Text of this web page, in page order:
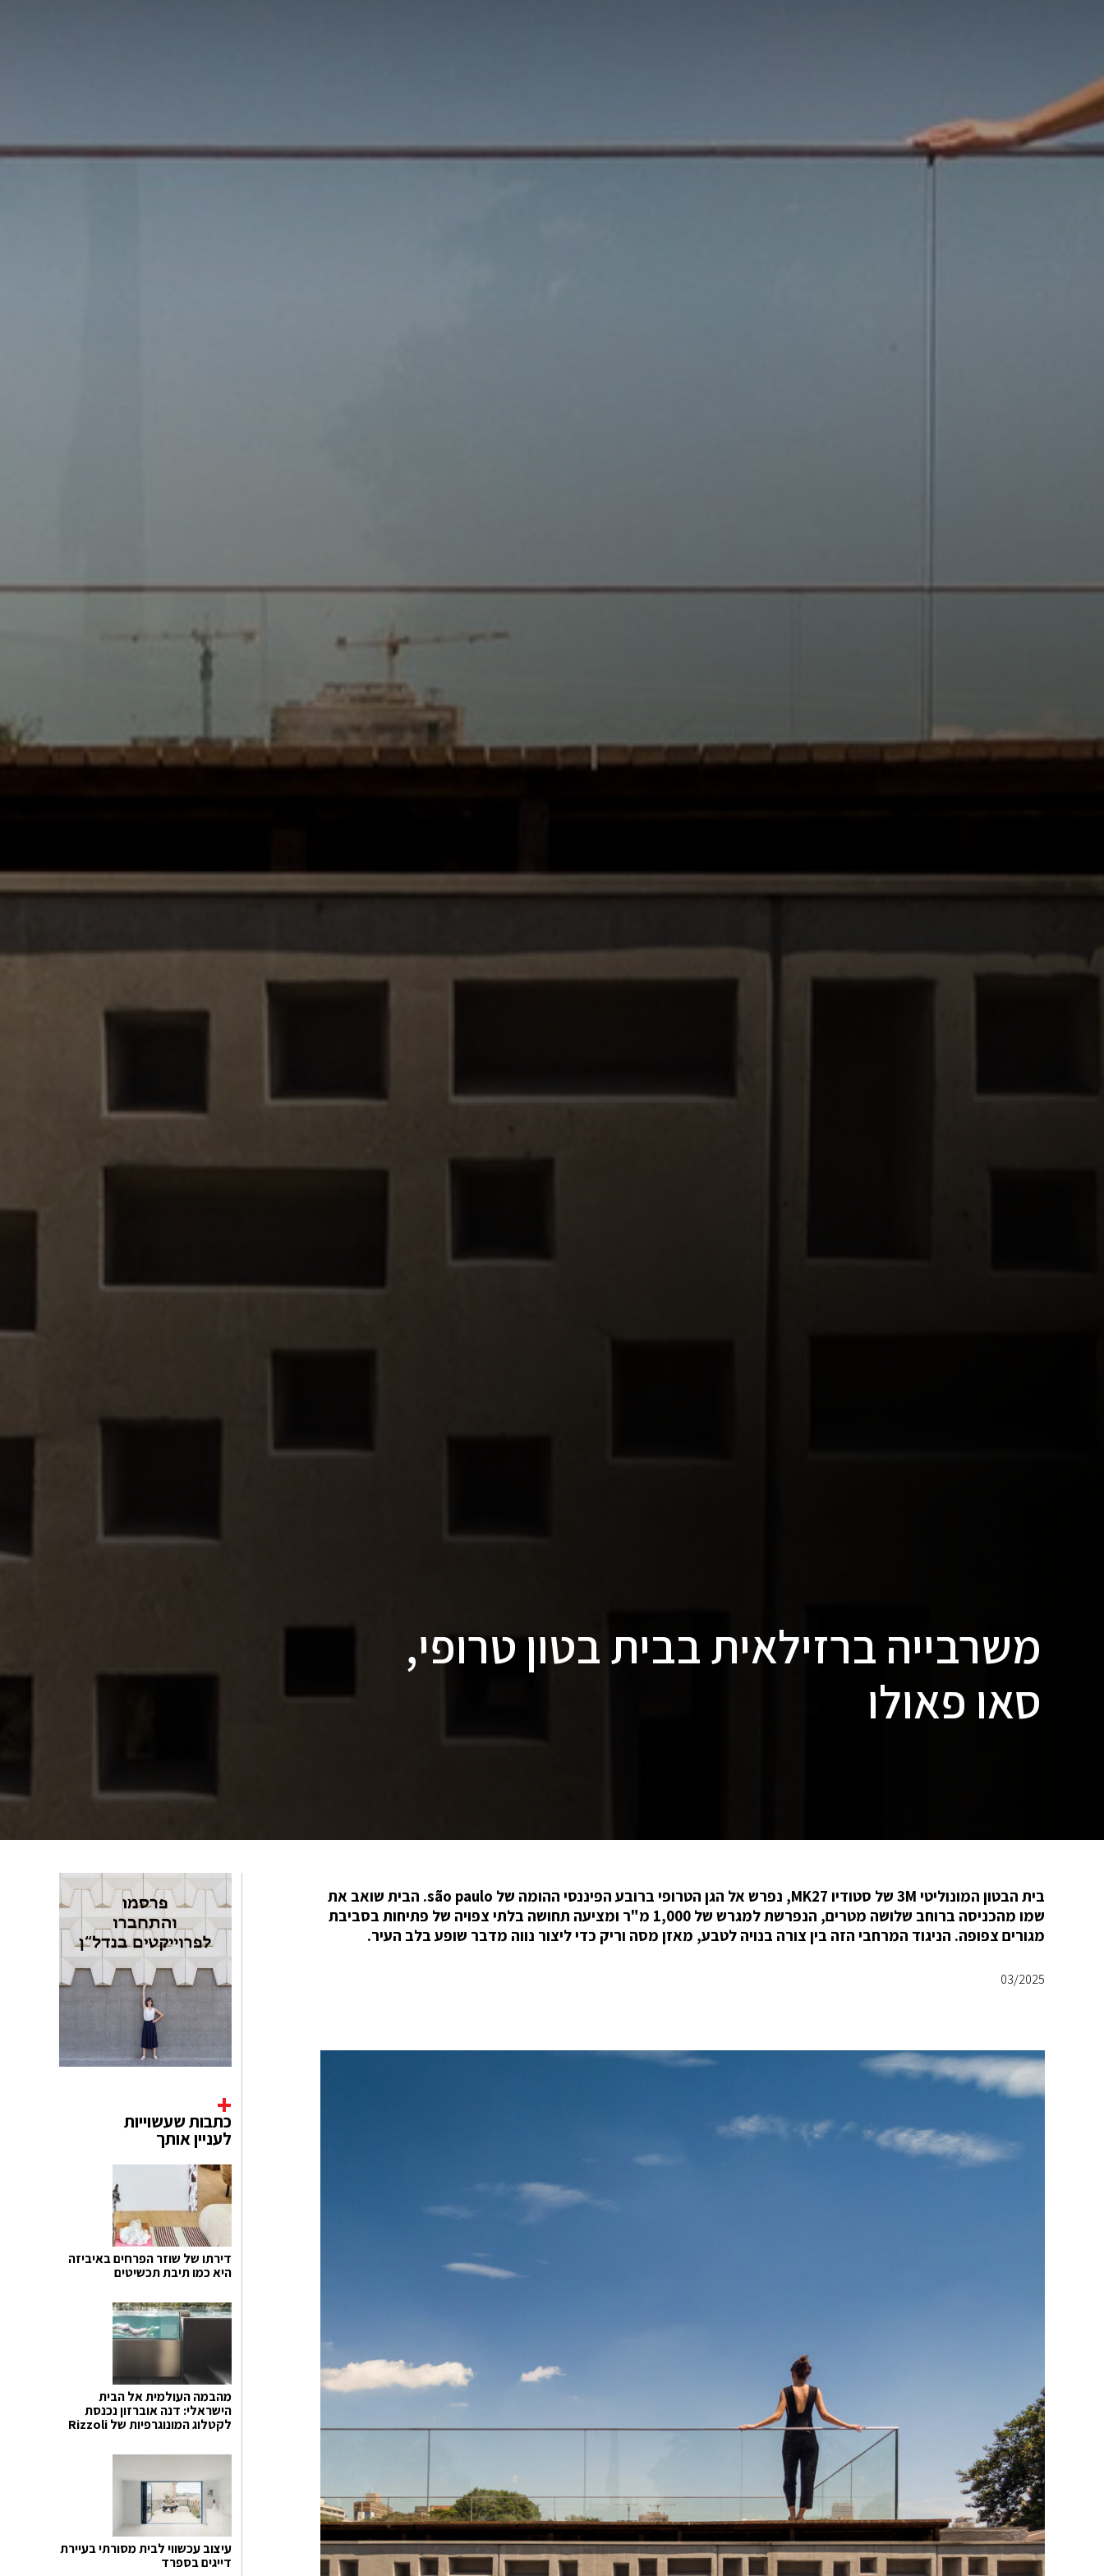
משרבייה ברזילאית בבית בטון טרופי,
סאו פאולו
בית הבטון המונוליטי 3M של סטודיו MK27, נפרש אל הגן הטרופי ברובע הפיננסי ההומה של são paulo. הבית שואב את
שמו מהכניסה ברוחב שלושה מטרים, הנפרשת למגרש של 1,000 מ"ר ומציעה תחושה בלתי צפויה של פתיחות בסביבת
מגורים צפופה. הניגוד המרחבי הזה בין צורה בנויה לטבע, מאזן מסה וריק כדי ליצור נווה מדבר שופע בלב העיר.
03/2025
כתבות שעשוייות
לעניין אותך
דירתו של שוזר הפרחים באיביזה
היא כמו תיבת תכשיטים
מהבמה העולמית אל הבית
הישראלי: דנה אוברזון נכנסת
לקטלוג המונוגרפיות של Rizzoli
עיצוב עכשווי לבית מסורתי בעיירת
דייגים בספרד